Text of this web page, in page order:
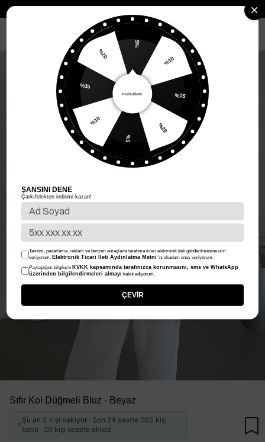
Kadın Üst Giyim Düğmeli
Sıfır Kol Düğmeli Bluz - Beyaz
Şu an 5 kişi bakıyor · Son 24 saatte 285 kişi
baktı · 20 kişi sepete ekledi
%5
%10
%15
%20
%5
%10
%15
%20
ŞANSINI DENE
Çarkıfelekten indirimi kazan!
Tanıtım, pazarlama, reklam ve benzeri amaçlarla tarafıma ticari elektronik ileti gönderilmesine izin
veriyorum. Elektronik Ticari İleti Aydınlatma Metni 'ni okudum onay veriyorum.
Paylaştığım bilgilerin KVKK kapsamında tarafınızca korunmasını, sms ve WhatsApp
üzerinden bilgilendirmeleri almayı kabul ediyorum.
ÇEVİR